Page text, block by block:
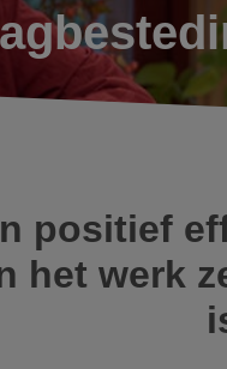
positief
het werk